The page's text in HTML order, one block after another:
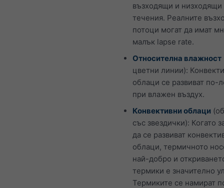
възходящи и низходящи
течения. Реалните
потоци могат да имат
малък lapse rate.
Относителна влажност
цветни линии):
облаци се развиват по-
при влажен въздух.
Конвективни облаци
със звездички): Когато
да се развиват
облаци, термичното
най-добро и
термики е значително
Термиките се намират